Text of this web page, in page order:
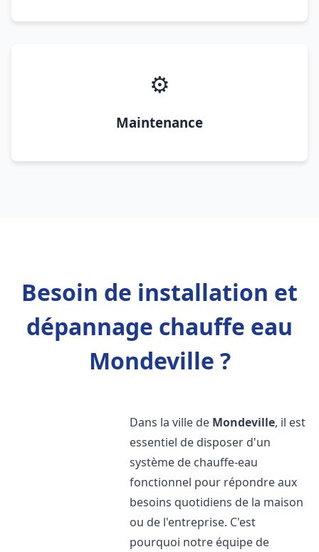
⚙️
Maintenance
Besoin de installation et
dépannage chauffe eau
Mondeville ?
Dans la ville de Mondeville, il est
essentiel de disposer d'un
système de chauffe-eau
fonctionnel pour répondre aux
besoins quotidiens de la maison
ou de l'entreprise. C'est
pourquoi notre équipe de